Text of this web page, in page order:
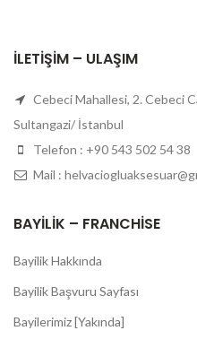
İLETIŞIM – ULAŞIM
Cebeci Mahallesi, 2. Cebeci
Sultangazi/ İstanbul
Telefon : +90 543 502 54 38
Mail :
BAYILIK – FRANCHISE
Bayilik Hakkında
Bayilik Başvuru Sayfası
Bayilerimiz [Yakında]